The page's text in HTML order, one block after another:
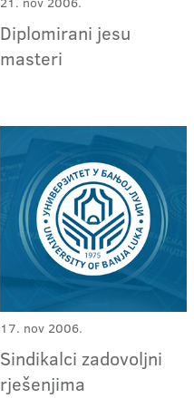
Diplomirani jesu
masteri
17. nov 2006.
Sindikalci zadovoljni
rješenjima